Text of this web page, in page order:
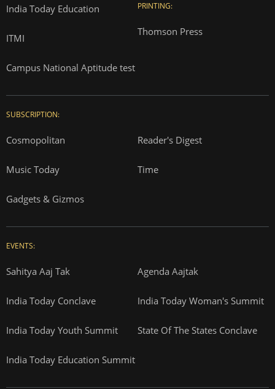
India Today Education
ITMI
Campus National Aptitude test
PRINTING:
Thomson Press
SUBSCRIPTION:
Cosmopolitan Reader's Digest
Music Today Time
Gadgets & Gizmos
EVENTS:
Sahitya Aaj Tak Agenda Aajtak
India Today Conclave India Today Woman's Summit
India Today Youth Summit State Of The States Conclave
India Today Education Summit